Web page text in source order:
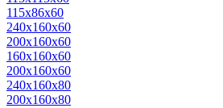
115x86x60
240x160x60
200х160х60
160х160х60
200x160x60
240x160x80
200x160x80